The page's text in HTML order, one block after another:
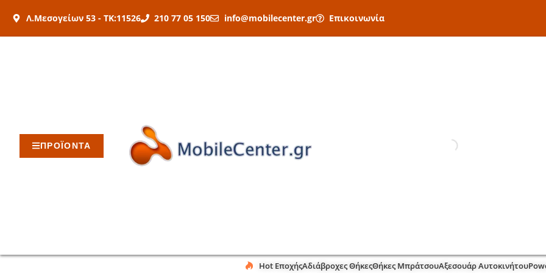
στο
Λ.Μεσογείων 53 - ΤΚ:11526 210 77 05 150 info@mobilecenter.gr Επικοινωνία
ΠΡΟΪΟΝΤΑ
Hot ΕποχήςΑδιάβροχες ΘήκεςΘήκες ΜπράτσουΑξεσουάρ Αυτοκινήτου